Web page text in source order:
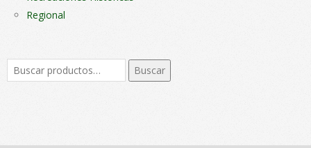
Regional
Buscar
por:
Buscar